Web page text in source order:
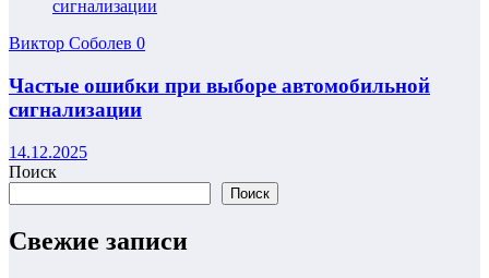
Виктор Соболев 0
Частые ошибки при выборе автомобильной
сигнализации
14.12.2025
Поиск
Поиск
Свежие записи